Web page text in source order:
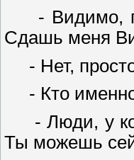
- Видимо,
Сдашь меня
- Нет,
- Кто
- Люди, у
Ты можешь